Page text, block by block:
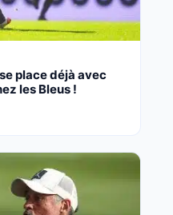
place déjà avec
les Bleus !